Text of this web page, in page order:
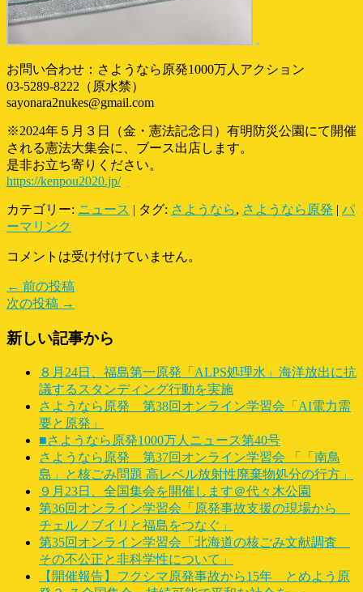
お問い合わせ：さようなら原発1000万人アクション
03-5289-8222（原水禁）
sayonara2nukes@gmail.com
※2024年５月３日（金・憲法記念日）有明防災公園にて開催
される憲法大集会に、ブース出店します。
是非お立ち寄りください。
https://kenpou2020.jp/
カテゴリー: ニュース | タグ: さようなら, さようなら原発 | パ
ーマリンク
コメントは受け付けていません。
← 前の投稿
次の投稿 →
新しい記事から
８月24日、福島第一原発「ALPS処理水」海洋放出に抗
議するスタンディング行動を実施
さようなら原発 第38回オンライン学習会「AI電力需
要と原発」
■さようなら原発1000万人ニュース第40号
さようなら原発 第37回オンライン学習会 「「南鳥
島」と核ごみ問題 高レベル放射性廃棄物処分の行方」
９月23日、全国集会を開催します＠代々木公園
第36回オンライン学習会「原発事故支援の現場から
チェルノブイリと福島をつなぐ」
第35回オンライン学習会「北海道の核ごみ文献調査
その不公正と非科学性について」
【開催報告】フクシマ原発事故から15年 とめよう原